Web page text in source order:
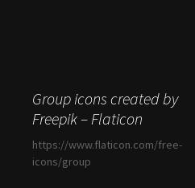
Group icons created by
Freepik – Flaticon
https://www.flaticon.com/free-
icons/group